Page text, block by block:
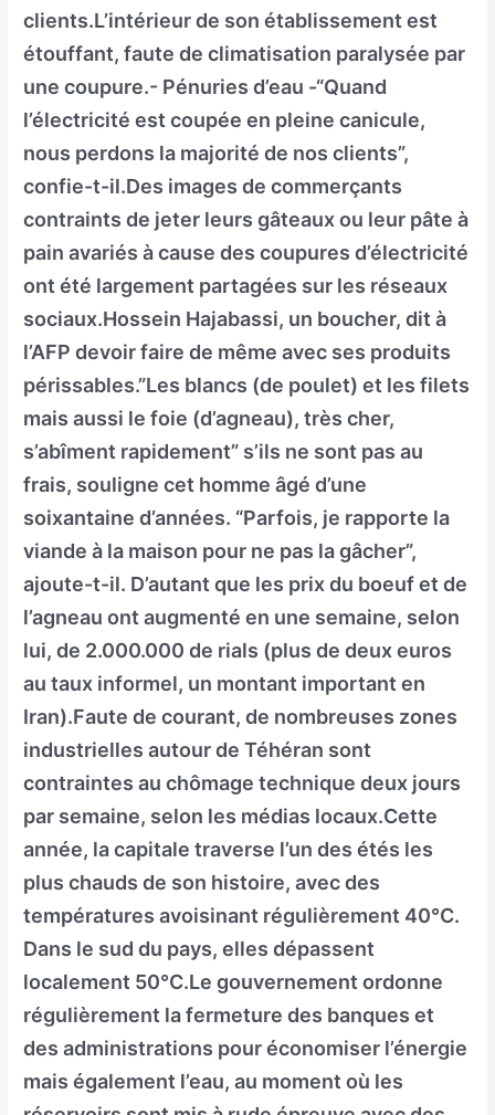
clients.L’intérieur de son établissement est
étouffant, faute de climatisation paralysée par
une coupure.- Pénuries d’eau -“Quand
l’électricité est coupée en pleine canicule,
nous perdons la majorité de nos clients”,
confie-t-il.Des images de commerçants
contraints de jeter leurs gâteaux ou leur pâte à
pain avariés à cause des coupures d’électricité
ont été largement partagées sur les réseaux
sociaux.Hossein Hajabassi, un boucher, dit à
l’AFP devoir faire de même avec ses produits
périssables.”Les blancs (de poulet) et les filets
mais aussi le foie (d’agneau), très cher,
s’abîment rapidement” s’ils ne sont pas au
frais, souligne cet homme âgé d’une
soixantaine d’années. “Parfois, je rapporte la
viande à la maison pour ne pas la gâcher”,
ajoute-t-il. D’autant que les prix du boeuf et de
l’agneau ont augmenté en une semaine, selon
lui, de 2.000.000 de rials (plus de deux euros
au taux informel, un montant important en
Iran).Faute de courant, de nombreuses zones
industrielles autour de Téhéran sont
contraintes au chômage technique deux jours
par semaine, selon les médias locaux.Cette
année, la capitale traverse l’un des étés les
plus chauds de son histoire, avec des
températures avoisinant régulièrement 40°C.
Dans le sud du pays, elles dépassent
localement 50°C.Le gouvernement ordonne
régulièrement la fermeture des banques et
des administrations pour économiser l’énergie
mais également l’eau, au moment où les